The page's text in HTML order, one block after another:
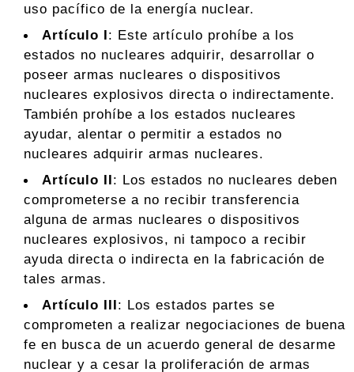
uso pacífico de la energía nuclear.
Artículo I: Este artículo prohíbe a los
estados no nucleares adquirir, desarrollar o
poseer armas nucleares o dispositivos
nucleares explosivos directa o indirectamente.
También prohíbe a los estados nucleares
ayudar, alentar o permitir a estados no
nucleares adquirir armas nucleares.
Artículo II: Los estados no nucleares deben
comprometerse a no recibir transferencia
alguna de armas nucleares o dispositivos
nucleares explosivos, ni tampoco a recibir
ayuda directa o indirecta en la fabricación de
tales armas.
Artículo III: Los estados partes se
comprometen a realizar negociaciones de buena
fe en busca de un acuerdo general de desarme
nuclear y a cesar la proliferación de armas